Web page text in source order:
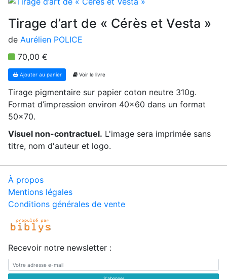
Tirage d’art de « Cérès et Vesta »
de Aurélien POLICE
70,00 €
Ajouter au panier Voir le livre
Tirage pigmentaire sur papier coton neutre 310g.
Format d’impression environ 40x60 dans un format
50x70.
Visuel non-contractuel. L'image sera imprimée sans
titre, nom d'auteur et logo.
À propos
Mentions légales
Conditions générales de vente
Recevoir notre newsletter :